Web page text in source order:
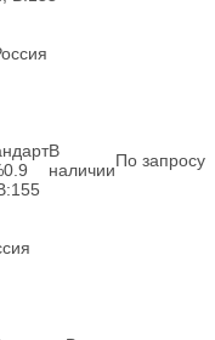
0.9
155
В
наличииПо запросу